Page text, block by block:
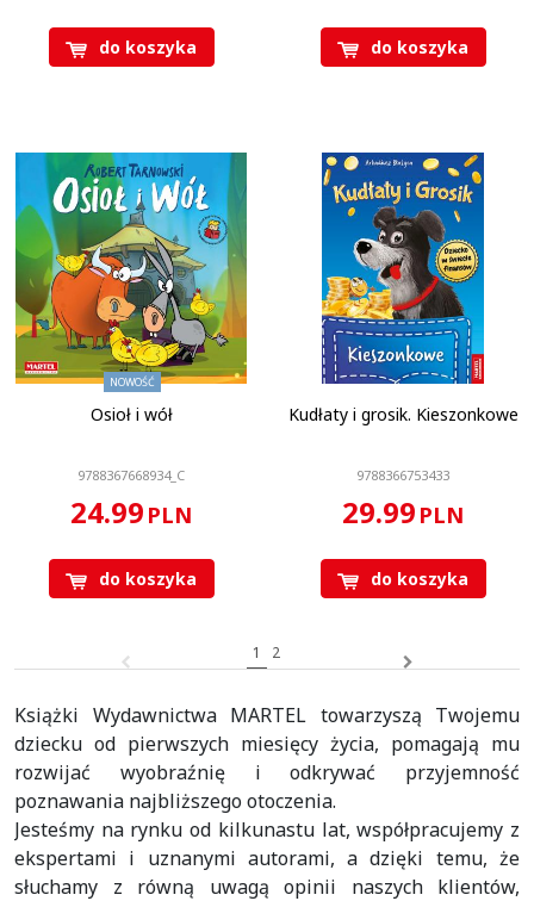
do koszyka do koszyka
NOWOŚĆ
Osioł i wół
9788367668934_C
24.99 PLN
do koszyka
Ilość stron: 36 str
Oprawa: Twarda
Format: 165 x 235 mm
Seria kolorowanek z
naklejkami: Seria książek
"Kudłaty i Grosik"
KOD CN: 4901 99 00
Kudłaty i grosik. Kieszonkowe
9788366753433
29.99 PLN
do koszyka
1 2
Książki Wydawnictwa MARTEL towarzyszą Twojemu
dziecku od pierwszych miesięcy życia, pomagają mu
rozwijać wyobraźnię i odkrywać przyjemność
poznawania najbliższego otoczenia.
Jesteśmy na rynku od kilkunastu lat, współpracujemy z
ekspertami i uznanymi autorami, a dzięki temu, że
słuchamy z równą uwagą opinii naszych klientów,